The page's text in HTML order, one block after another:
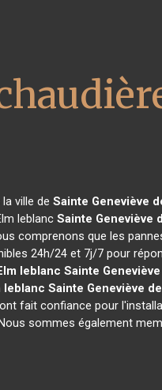
la ville de Sainte Geneviève
leblanc Sainte Geneviève
comprenons que les
24h/24 et 7j/7 pour
leblanc Sainte
leblanc Sainte Geneviève
fait confiance pour
sommes également